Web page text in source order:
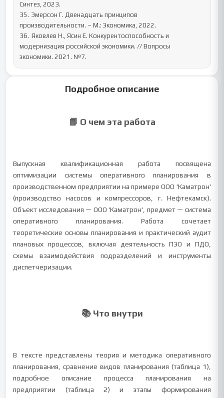
Синтез, 2023.
35.	Эмерсон Г. Двенадцать принципов
производительности. – М.: Экономика, 2022.
36.	Яковлев Н., Ясин Е. Конкурентоспособность и
модернизация российской экономики. // Вопросы
экономики. 2021. №7.
Подробное описание
📘 О чем эта работа
Выпускная квалификационная работа посвящена
оптимизации системы оперативного планирования в
производственном предприятии на примере ООО 'Каматрон'
(производство насосов и компрессоров, г. Нефтекамск).
Объект исследования — ООО 'Каматрон', предмет — система
оперативного планирования. Работа сочетает
теоретические основы планирования и практический аудит
плановых процессов, включая деятельность ПЭО и ПДО,
схемы взаимодействия подразделений и инструменты
диспетчеризации.
📚 Что внутри
В тексте представлены теория и методика оперативного
планирования, сравнение видов планирования (таблица 1),
подробное описание процесса планирования на
предприятии (таблица 2) и этапы формирования